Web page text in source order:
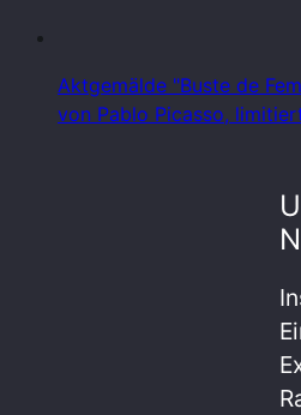
Aktgemälde "Buste de
von Pablo Picasso,